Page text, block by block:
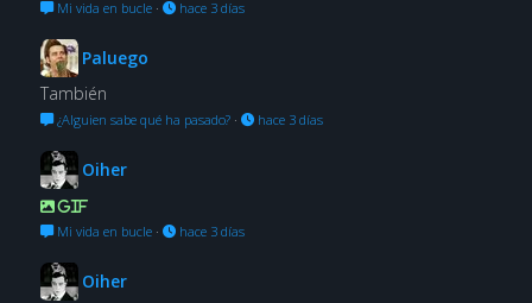
Mi vida en bucle· hace 3 días
Paluego
También
¿Alguien sabe qué ha pasado?· hace 3 días
Oiher
GIF
Mi vida en bucle· hace 3 días
Oiher